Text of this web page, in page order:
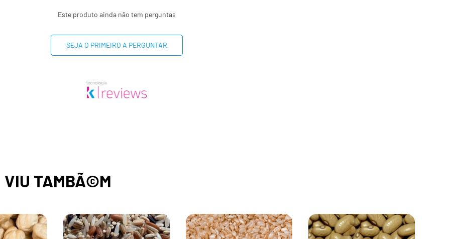
Este produto ainda não tem perguntas
SEJA O PRIMEIRO A PERGUNTAR
VIU TAMBÃ©M